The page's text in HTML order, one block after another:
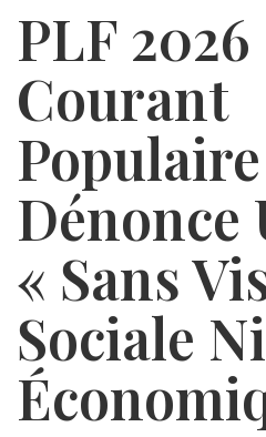
PLF 2026
Courant
Populaire
Dénonce
« Sans
Sociale Ni